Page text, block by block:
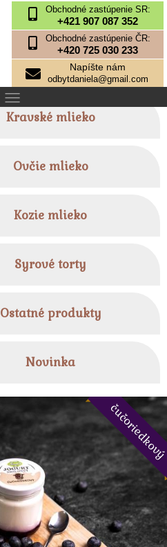
Obchodné zastúpenie SR:
+421 907 087 352
Obchodné zastúpenie ČR:
+420 725 030 233
Napíšte nám
odbytdaniela@gmail.com
Kravské mlieko
Ovčie mlieko
Kozie mlieko
Syrové torty
Ostatné produkty
Novinka